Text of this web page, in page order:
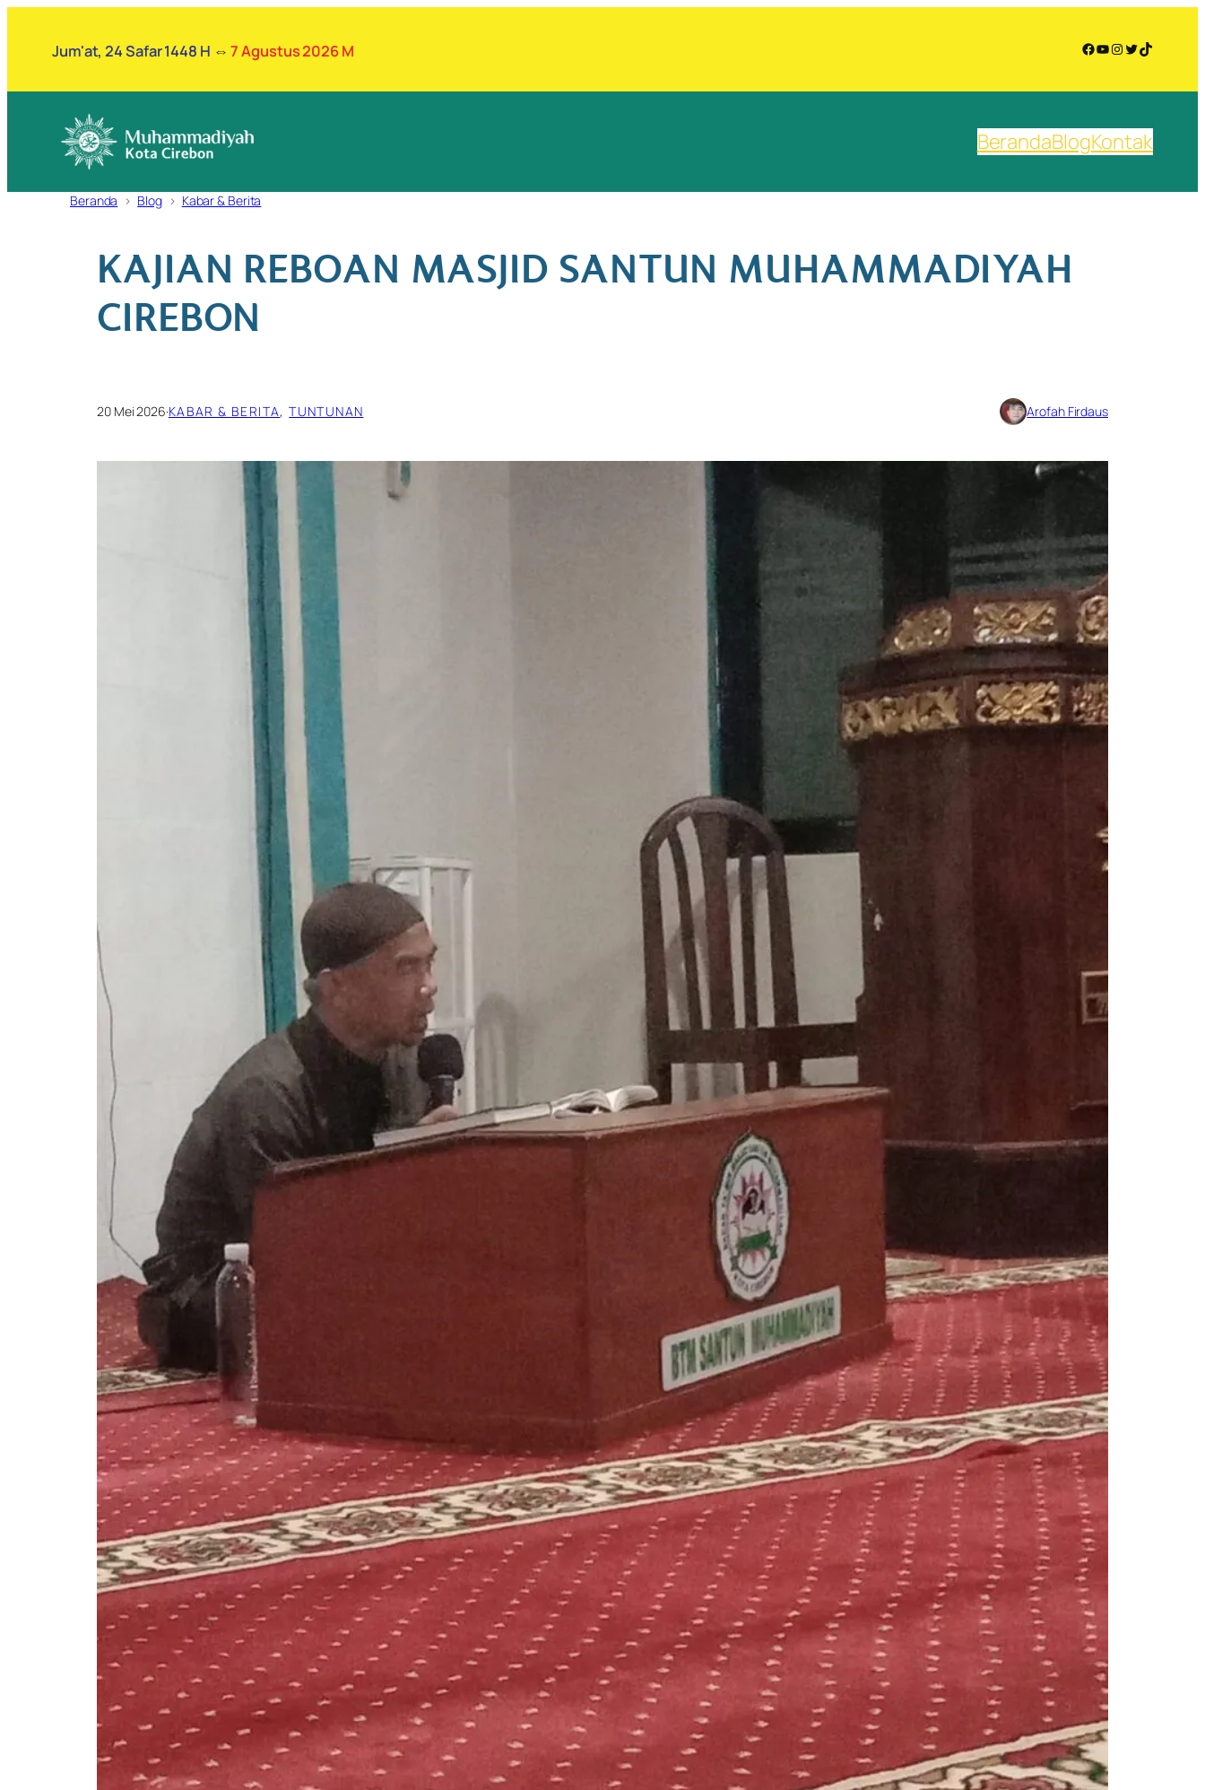
Jum'at, 24 Safar 1448 H ⇔7 Agustus 2026 M Facebook
YouTube
Instagram
Twitter
TikTok
BerandaBlogKontak
Beranda Blog Kabar & Berita
KAJIAN REBOAN MASJID SANTUN MUHAMMADIYAH
CIREBON
20 Mei 2026·KABAR & BERITA, TUNTUNAN Arofah Firdaus